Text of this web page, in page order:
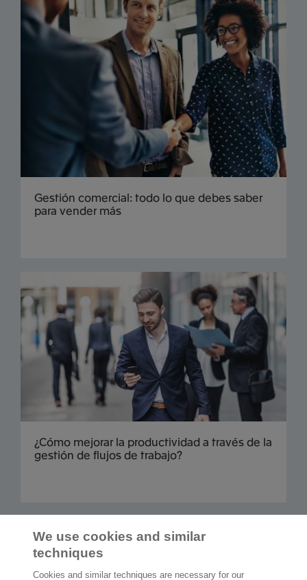
Gestión comercial: todo lo que debes saber
para vender más
¿Cómo mejorar la productividad a través de la
gestión de flujos de trabajo?
We use cookies and similar
techniques
Cookies and similar techniques are necessary for our